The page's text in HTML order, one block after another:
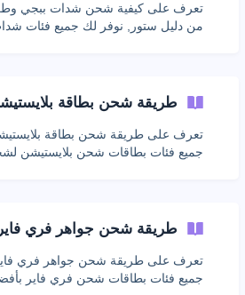
تعرف على كيفية شحن شدات ببجي
من دليل ستور, نوفر لك جميع فئات
طريقة شحن بطاقة
تعرف على طريقة شحن بطاقة
جميع فئات بطاقات شحن بلايستيشن
طريقة شحن جواهر فري فاير
تعرف على طريقة شحن جواهر فري
جميع فئات بطاقات شحن فري فاير بأفضل